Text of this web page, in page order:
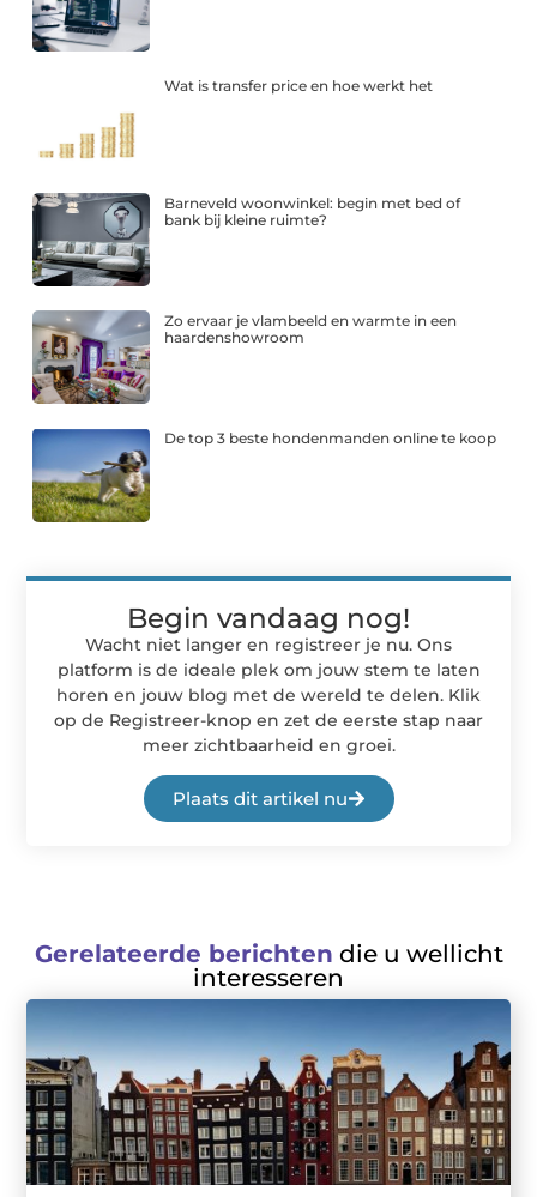
Wat is transfer price en hoe werkt het
Barneveld woonwinkel: begin met bed of
bank bij kleine ruimte?
Zo ervaar je vlambeeld en warmte in een
haardenshowroom
De top 3 beste hondenmanden online te koop
Begin vandaag nog!
Wacht niet langer en registreer je nu. Ons
platform is de ideale plek om jouw stem te laten
horen en jouw blog met de wereld te delen. Klik
op de Registreer-knop en zet de eerste stap naar
meer zichtbaarheid en groei.
Plaats dit artikel nu
Gerelateerde berichten die u wellicht
interesseren